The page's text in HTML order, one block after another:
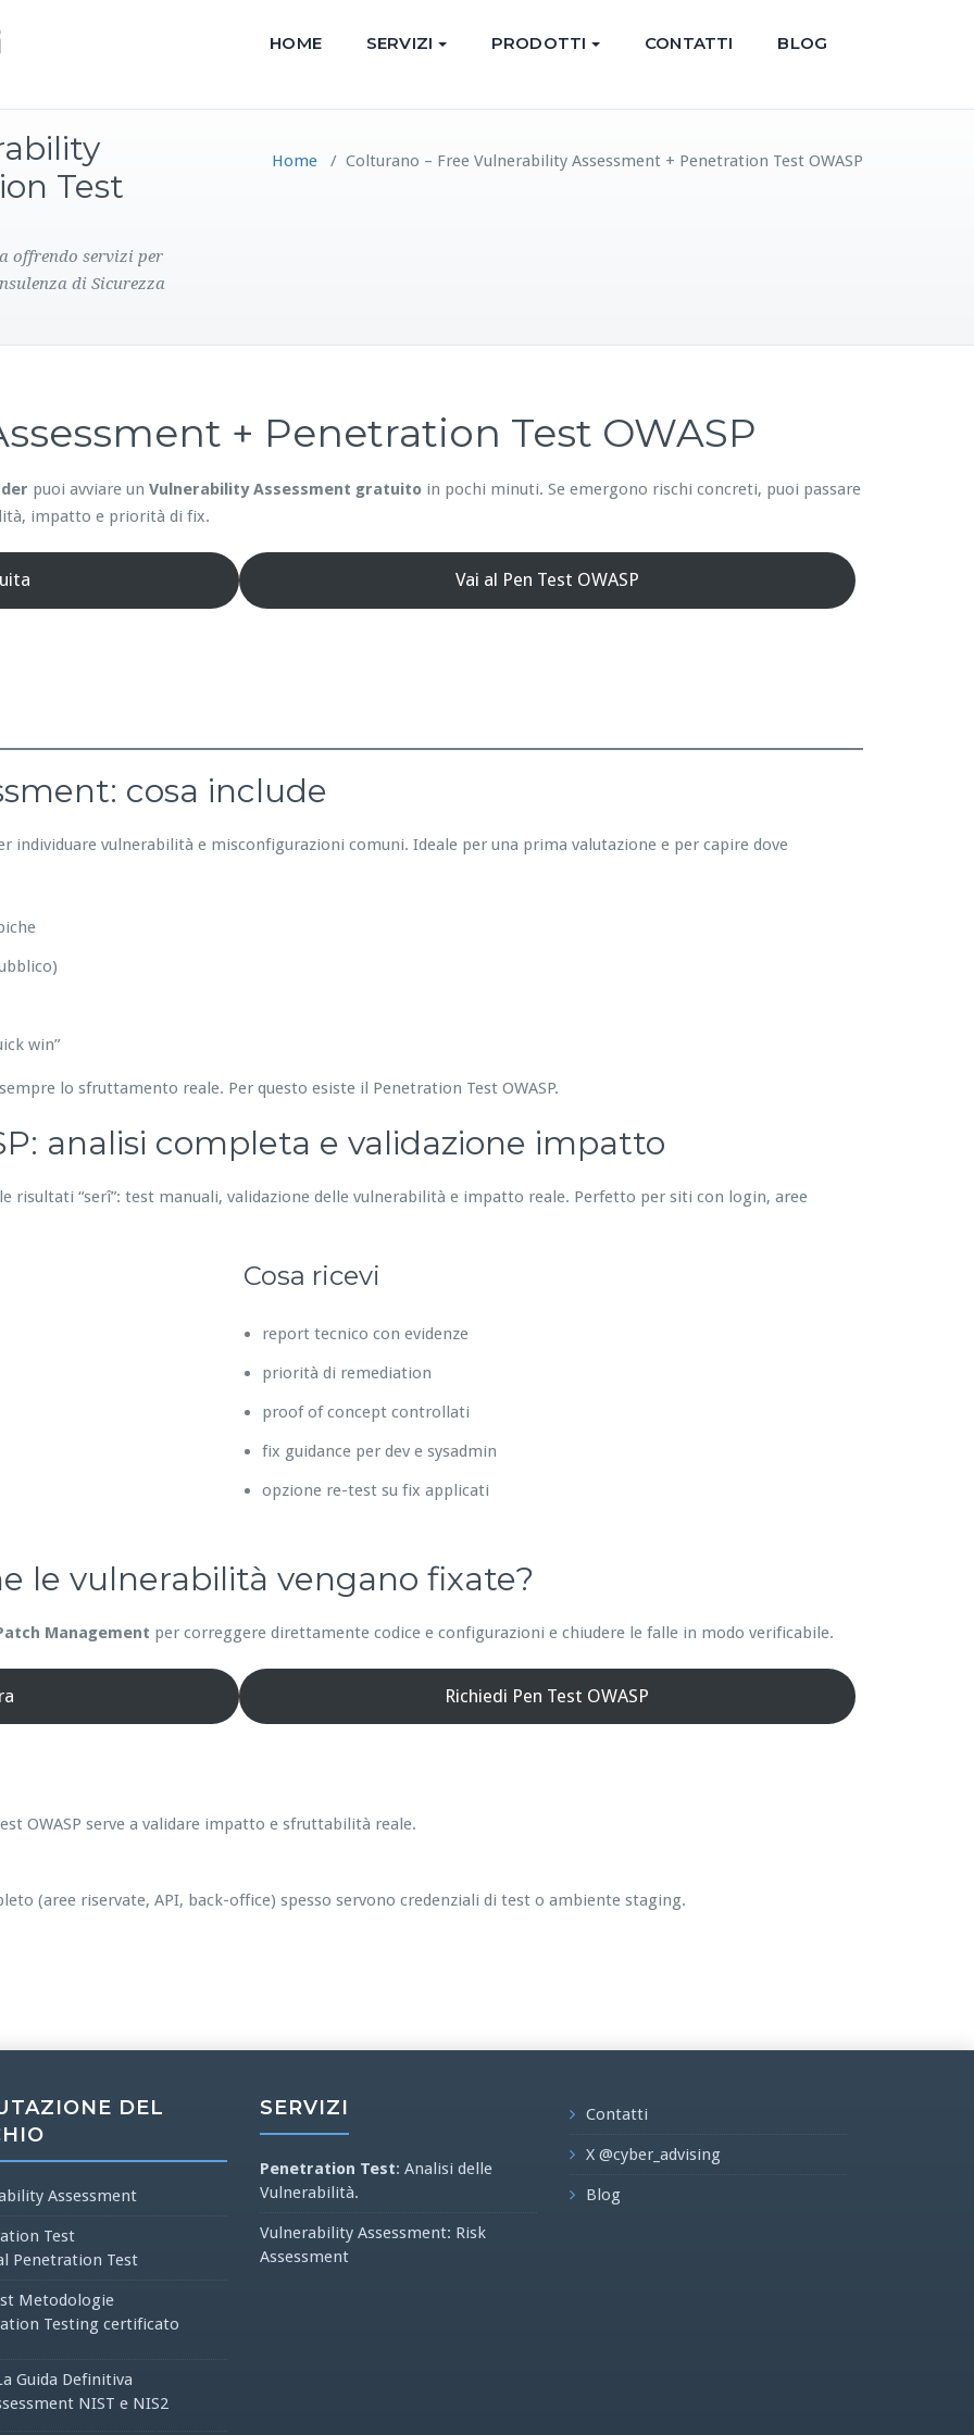
HOME SERVIZI PRODOTTI CONTATTI BLOG
Test
offrendo servizi per
di Sicurezza
Home / Colturano – Free Vulnerability Assessment + Penetration Test OWASP
+ Penetration Test OWASP
puoi avviare un Vulnerability Assessment gratuito in pochi minuti. Se emergono rischi concreti, puoi passare
impatto e priorità di fix.
Vai al Pen Test OWASP
cosa include
individuare vulnerabilità e misconfigurazioni comuni. Ideale per una prima valutazione e per capire dove
win”
lo sfruttamento reale. Per questo esiste il Penetration Test OWASP.
analisi completa e validazione impatto
risultati “serî”: test manuali, validazione delle vulnerabilità e impatto reale. Perfetto per siti con login, aree
Cosa ricevi
report tecnico con evidenze
priorità di remediation
proof of concept controllati
fix guidance per dev e sysadmin
opzione re-test su fix applicati
le vulnerabilità vengano fixate?
Management per correggere direttamente codice e configurazioni e chiudere le falle in modo verificabile.
Richiedi Pen Test OWASP
OWASP serve a validare impatto e sfruttabilità reale.
(aree riservate, API, back-office) spesso servono credenziali di test o ambiente staging.
DEL
Assessment
Test
Penetration Test
Metodologie
Testing certificato
Guida Definitiva
NIST e NIS2
SERVIZI
Penetration Test: Analisi delle
Vulnerabilità.
Vulnerability Assessment: Risk
Assessment
Contatti
X @cyber_advising
Blog